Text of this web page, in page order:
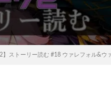
】ストーリー読む #18 ウァレフォル&ウ